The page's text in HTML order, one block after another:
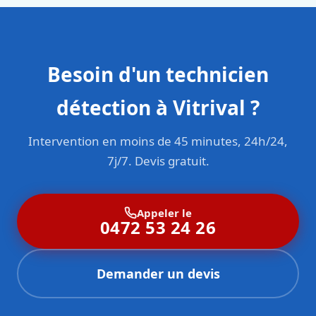
Besoin d'un technicien
détection à Vitrival ?
Intervention en moins de 45 minutes, 24h/24,
7j/7. Devis gratuit.
Appeler le
0472 53 24 26
Demander un devis